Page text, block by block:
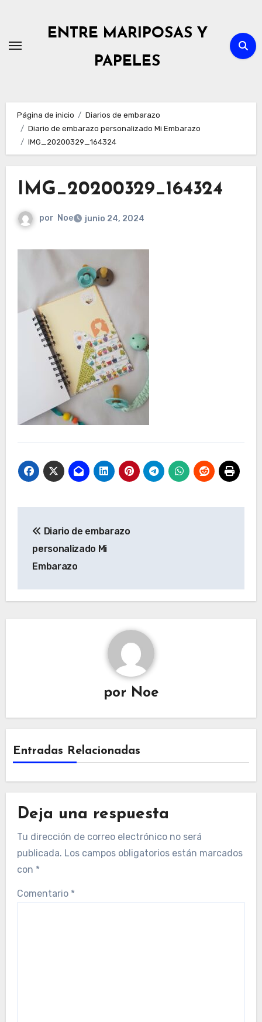
contenido
ENTRE MARIPOSAS Y
PAPELES
Página de inicio
Diarios de embarazo
Diario de embarazo personalizado Mi Embarazo
IMG_20200329_164324
IMG_20200329_164324
por Noe junio 24, 2024
de
entradas
Diario de embarazo
personalizado Mi
Embarazo
por Noe
Entradas Relacionadas
Deja una respuesta
Tu dirección de correo electrónico no será
publicada. Los campos obligatorios están marcados
con *
Comentario *